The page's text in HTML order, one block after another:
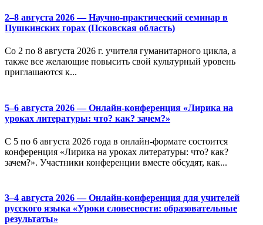
2–8 августа 2026 — Научно-практический семинар в
Пушкинских горах (Псковская область)
Со 2 по 8 августа 2026 г. учителя гуманитарного цикла, а
также все желающие повысить свой культурный уровень
приглашаются к...
5–6 августа 2026 — Онлайн-конференция «Лирика на
уроках литературы: что? как? зачем?»
С 5 по 6 августа 2026 года в онлайн-формате состоится
конференция «Лирика на уроках литературы: что? как?
зачем?». Участники конференции вместе обсудят, как...
3–4 августа 2026 — Онлайн-конференция для учителей
русского языка «Уроки словесности: образовательные
результаты»